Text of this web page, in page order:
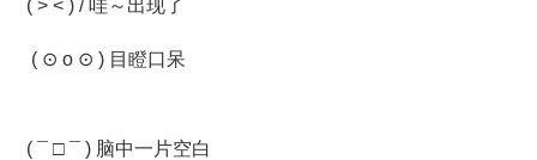
( > < ) / 哇～出现了
( ⊙ o ⊙ ) 目瞪口呆
( ¯ □ ¯ ) 脑中一片空白